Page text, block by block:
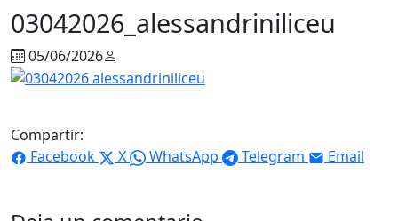
03042026_alessandriniliceu
05/06/2026
Compartir:
Facebook
X WhatsApp Telegram Email